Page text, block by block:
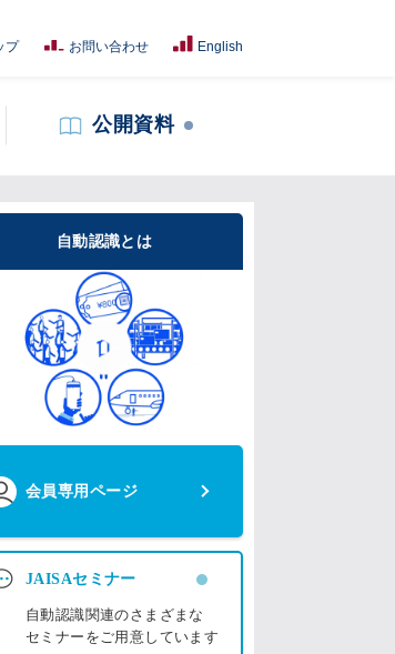
プ お問い合わせ English
公開資料
自動認識とは
会員専用ページ
JAISAセミナー
自動認識関連のさまざまな
セミナーをご用意しています